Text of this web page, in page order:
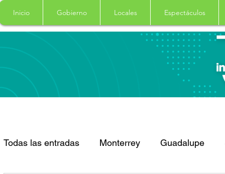
Inicio Gobierno Locales Espectáculos
Todas las entradas Monterrey Guadalupe